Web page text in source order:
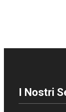
I Nostri